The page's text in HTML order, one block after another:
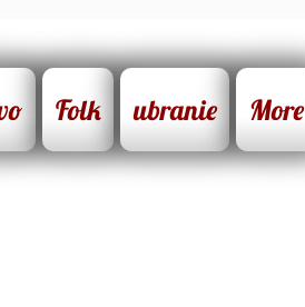
Folk ubranie More